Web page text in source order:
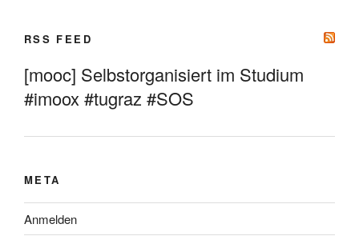
RSS FEED
[mooc] Selbstorganisiert im Studium
#imoox #tugraz #SOS
META
Anmelden